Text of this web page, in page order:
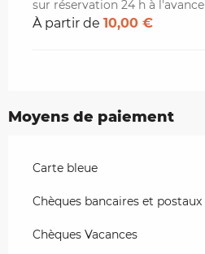
sur réservation 24 h à l'avance
À partir de 10,00 €
Moyens de paiement
Carte bleue
Chèques bancaires et postaux
Chèques Vacances